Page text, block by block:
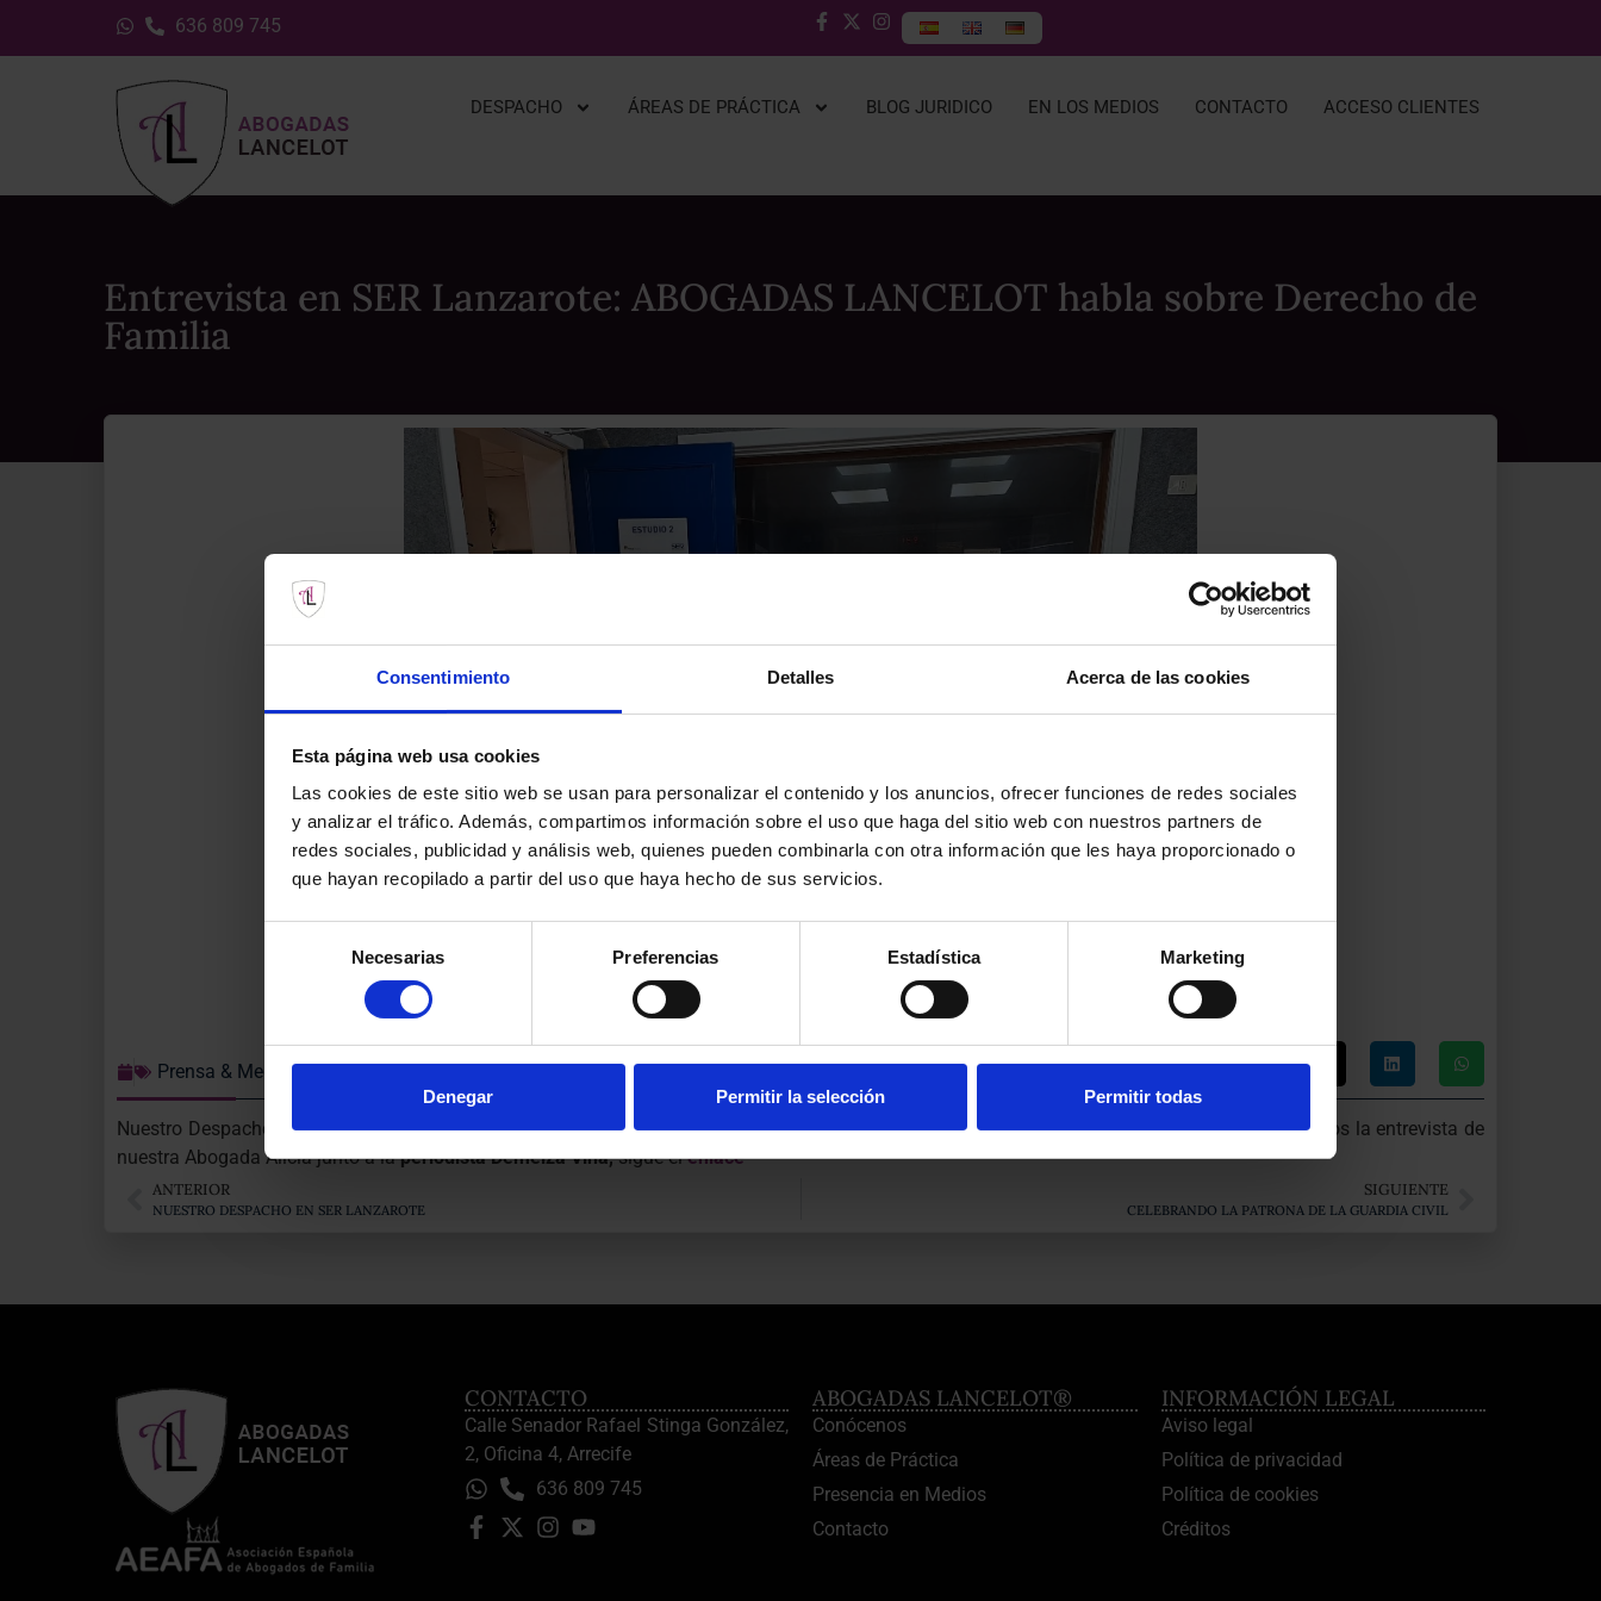
Consentimiento Detalles Acerca de las cookies
Esta página web usa cookies
Las cookies de este sitio web se usan para personalizar el contenido y los anuncios, ofrecer funciones de redes sociales
y analizar el tráfico. Además, compartimos información sobre el uso que haga del sitio web con nuestros partners de
redes sociales, publicidad y análisis web, quienes pueden combinarla con otra información que les haya proporcionado o
que hayan recopilado a partir del uso que haya hecho de sus servicios.
consentimiento
Necesarias Preferencias Estadística Marketing
Denegar Permitir la selección Permitir todas
636 809 745
DESPACHO ÁREAS DE PRÁCTICA BLOG JURIDICO EN LOS MEDIOS CONTACTO ACCESO CLIENTES
Entrevista en SER Lanzarote: ABOGADAS LANCELOT habla sobre Derecho de
Familia
Prensa & Medios
Nuestro Despacho, como especialista en Derecho de Familia, fue invitado para hablar dedivorciosen laCadena SER Lanzarote.Aquí te dejamos la entrevista de
nuestra Abogada Alicia junto a laperiodista Demelza Viña,sigue el enlace
ANTERIOR
NUESTRO DESPACHO EN SER LANZAROTE
SIGUIENTE
CELEBRANDO LA PATRONA DE LA GUARDIA CIVIL
CONTACTO
Calle Senador Rafael Stinga González,
2, Oficina 4, Arrecife
636 809 745
ABOGADAS LANCELOT®
Conócenos
Áreas de Práctica
Presencia en Medios
Contacto
INFORMACIÓN LEGAL
Aviso legal
Política de privacidad
Política de cookies
Créditos